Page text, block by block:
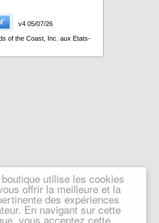
utilise les cookies
offrir la meilleure et la
des expériences
En navigant sur cette
vous acceptez cette
v4 05/07/26
of the Coast, Inc. aux Etats-